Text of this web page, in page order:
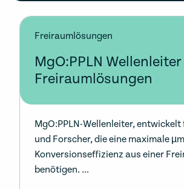
Freiraumlösungen
MgO:PPLN Wellenleiter
Freiraumlösungen
MgO:PPLN-Wellenleiter, entwickelt
und Forscher, die eine maximale µm
Konversionseffizienz aus einer
benötigen. ...